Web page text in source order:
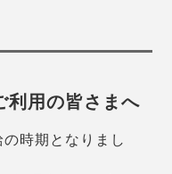
利用の皆さまへ
時期となりまし